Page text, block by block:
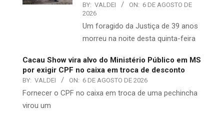
BY: VALDEI ON: 6 DE AGOSTO DE
2026
​Um foragido da Justiça de 39 anos
morreu na noite desta quinta-feira
Cacau Show vira alvo do Ministério Público em MS
por exigir CPF no caixa em troca de desconto
BY: VALDEI ON: 6 DE AGOSTO DE 2026
​Fornecer o CPF no caixa em troca de uma pechincha
virou um